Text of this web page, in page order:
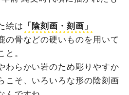
絵は 「陰刻画・刻画」
の骨などの硬いものを用いて
。
わらかい岩のため彫りやすか
こそ、いろいろな形の陰刻画